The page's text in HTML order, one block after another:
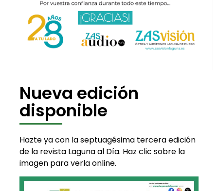
Nueva edición
disponible
Hazte ya con la septuagésima tercera edición
de la revista Laguna al Día. Haz clic sobre la
imagen para verla online.